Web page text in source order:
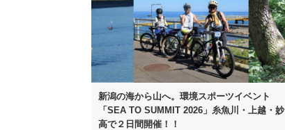
新潟の海から山へ。 環境スポーツイベント
「SEA TO SUMMIT 2026」 糸魚川・上越・妙
高で２日間開催！！